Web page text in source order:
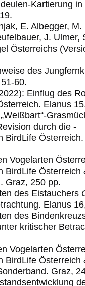
Kartierung in
E. Albegger, M.
J. Ulmer,
Österreichs
des
60.
Einflug des
Elanus
­durch­ die
­BirdLife ­Österre
Vogelarten
BirdLife Österreich
Graz, 250 pp.
des Eistauchers
Elanus
des
kritischer
Vogelarten
BirdLife Österreich
Graz,